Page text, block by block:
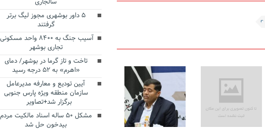
۵ داور بوشهری مجوز لیگ برتر
گرفتند
آسیب جنگ به ۸۴۰۰ واحد
تجاری بوشهر
تاخت و تاز گرما در بوشهر/ دمای
«اهرم» به ۵۲ درجه رسید
آیین تودیع و معارفه مدیرعامل
سازمان منطقه ویژه پارس جنوبی
برگزار شد+تصاویر
مشکل ۵۰ ساله اسناد مالکیت مردم
بیدخون حل شد